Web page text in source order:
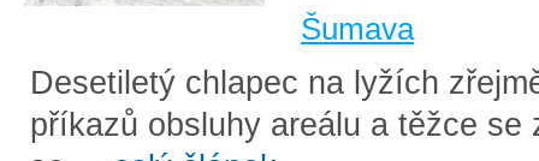
Šumava
Desetiletý chlapec na lyžích
příkazů obsluhy areálu a těžce se